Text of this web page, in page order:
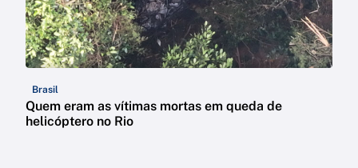
Brasil
Quem eram as vítimas mortas em queda de
helicóptero no Rio